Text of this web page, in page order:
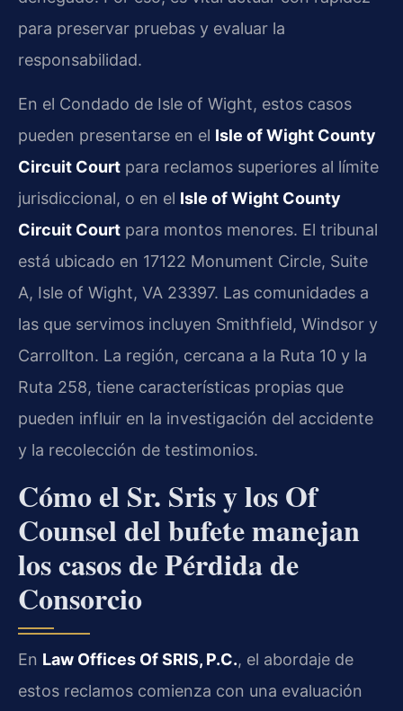
para preservar pruebas y evaluar la
responsabilidad.
En el Condado de Isle of Wight, estos casos
pueden presentarse en el Isle of Wight County
Circuit Court para reclamos superiores al límite
jurisdiccional, o en el Isle of Wight County
Circuit Court para montos menores. El tribunal
está ubicado en 17122 Monument Circle, Suite
A, Isle of Wight, VA 23397. Las comunidades a
las que servimos incluyen Smithfield, Windsor y
Carrollton. La región, cercana a la Ruta 10 y la
Ruta 258, tiene características propias que
pueden influir en la investigación del accidente
y la recolección de testimonios.
Cómo el Sr. Sris y los Of
Counsel del bufete manejan
los casos de Pérdida de
Consorcio
En Law Offices Of SRIS, P.C., el abordaje de
estos reclamos comienza con una evaluación